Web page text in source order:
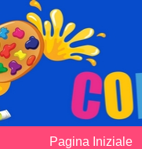
Pagina Iniziale